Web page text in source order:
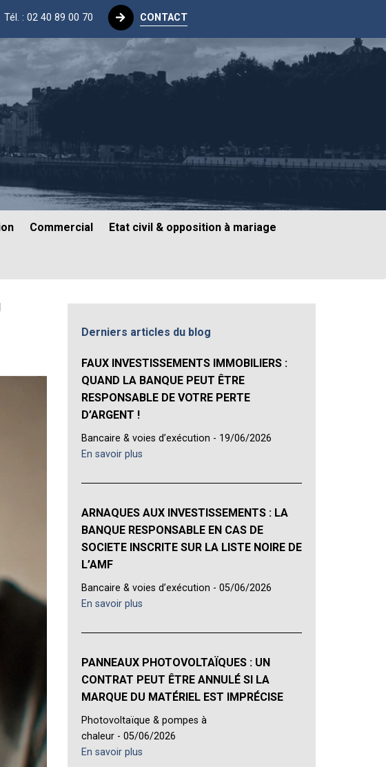
Tél. : 02 40 89 00 70 CONTACT
Commercial Etat civil & opposition à mariage
Derniers articles du blog
FAUX INVESTISSEMENTS IMMOBILIERS :
QUAND LA BANQUE PEUT ÊTRE
RESPONSABLE DE VOTRE PERTE
D’ARGENT !
Bancaire & voies d’exécution - 19/06/2026
En savoir plus
ARNAQUES AUX INVESTISSEMENTS : LA
BANQUE RESPONSABLE EN CAS DE
SOCIETE INSCRITE SUR LA LISTE NOIRE DE
L’AMF
Bancaire & voies d’exécution - 05/06/2026
En savoir plus
PANNEAUX PHOTOVOLTAÏQUES : UN
CONTRAT PEUT ÊTRE ANNULÉ SI LA
MARQUE DU MATÉRIEL EST IMPRÉCISE
Photovoltaïque & pompes à
chaleur - 05/06/2026
En savoir plus